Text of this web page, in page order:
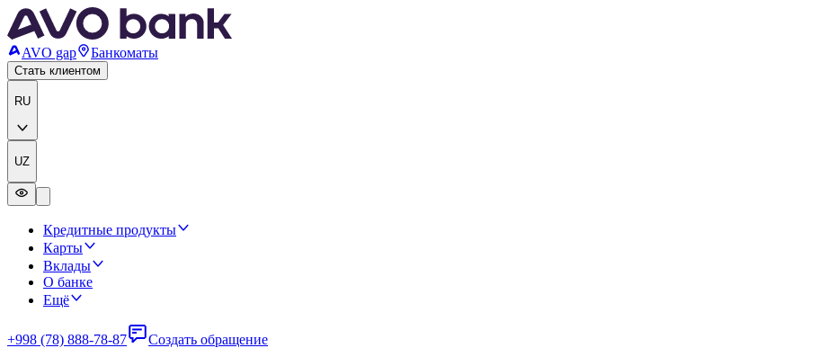
AVO gap Банкоматы
Стать клиентом
RU
UZ
Кредитные продукты
Карты
Вклады
О банке
Ещё
+998 (78) 888-78-87
Создать обращение